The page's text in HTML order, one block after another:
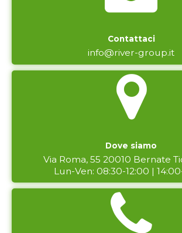
Contattaci
info@river-group.it
Dove siamo
Via Roma, 55 20010 Bernate
Lun-Ven: 08:30-12:00 |